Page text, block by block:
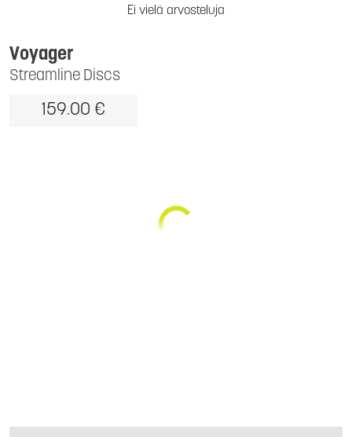
Ei vielä arvosteluja
Streamline Discs
Voyager
159.00 €